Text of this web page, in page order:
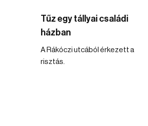
Tűz egy tállyai családi
házban
A Rákóczi utcából érkezett a
risztás.